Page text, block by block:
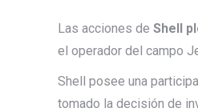
Las acciones de Shell
el operador del campo
Shell posee una
tomado la decisión de